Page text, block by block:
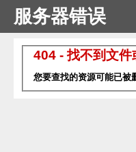
服务器错误
404 - 找不到文件
您要查找的资源可能已被